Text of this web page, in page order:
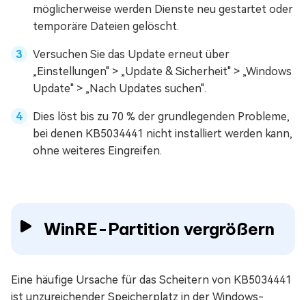
möglicherweise werden Dienste neu gestartet oder
temporäre Dateien gelöscht.
Versuchen Sie das Update erneut über
„Einstellungen" > „Update & Sicherheit" > „Windows
Update" > „Nach Updates suchen".
Dies löst bis zu 70 % der grundlegenden Probleme,
bei denen KB5034441 nicht installiert werden kann,
ohne weiteres Eingreifen.
WinRE-Partition vergrößern
Eine häufige Ursache für das Scheitern von KB5034441
ist unzureichender Speicherplatz in der Windows-